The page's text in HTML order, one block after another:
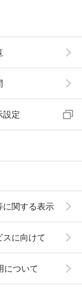
設定
に関する表示
スに向けて
について